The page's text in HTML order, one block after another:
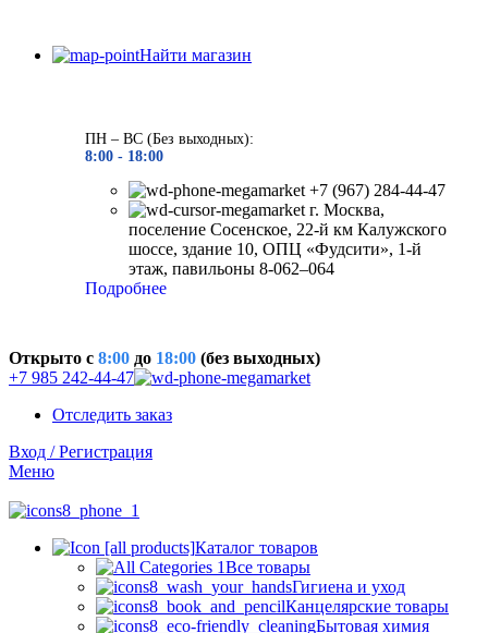
Найти магазин
ПН – ВС (Без выходных):
8:00 - 18:00
+7 (967) 284-44-47
г. Москва,
поселение Сосенское, 22-й км Калужского
шоссе, здание 10, ОПЦ «Фудсити», 1-й
этаж, павильоны 8-062–064
Подробнее
Открыто c 8:00 до 18:00 (без выходных)
+7 985 242-44-47
Отследить заказ
Вход / Регистрация
Меню
Каталог товаров
Все товары
Гигиена и уход
Канцелярские товары
Бытовая химия